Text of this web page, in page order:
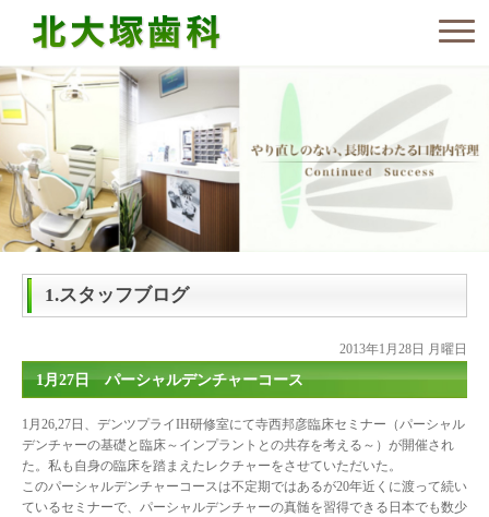
1.スタッフブログ
2013年1月28日 月曜日
1月27日 パーシャルデンチャーコース
1月26,27日、デンツプライIH研修室にて寺西邦彦臨床セミナー（パーシャル
デンチャーの基礎と臨床～インプラントとの共存を考える～）が開催され
た。私も自身の臨床を踏まえたレクチャーをさせていただいた。
このパーシャルデンチャーコースは不定期ではあるが20年近くに渡って続い
ているセミナーで、パーシャルデンチャーの真髄を習得できる日本でも数少